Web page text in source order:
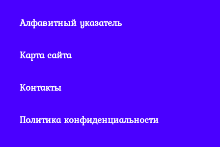
Алфавитный указатель
Карта сайта
Контакты
Политика конфиденциальности